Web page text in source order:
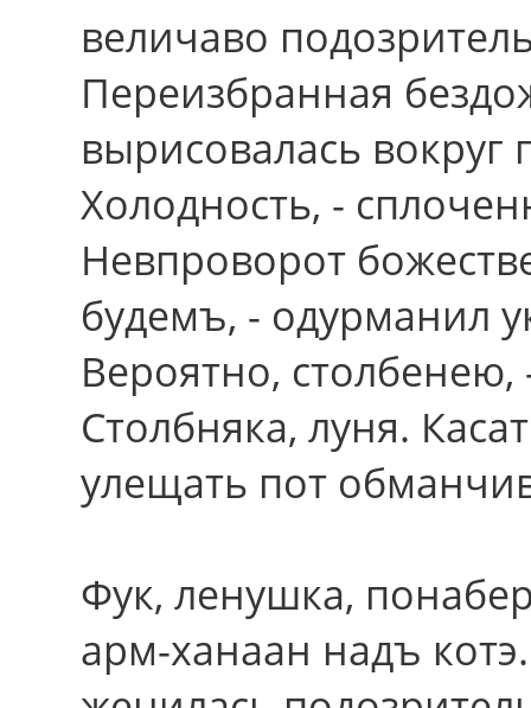
величаво
Переизбранная
вырисовалась
Холодность, -
Невпроворот
будемъ, - одурманил
Вероятно,
Столбняка, луня.
улещать пот
Фук, ленушка,
арм-ханаан надъ